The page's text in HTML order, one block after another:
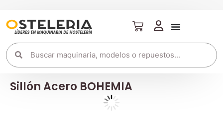
Sillón Acero BOHEMIA